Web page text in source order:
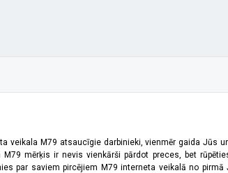
veikala M79 atsaucīgie darbinieki, vienmēr gaida Jūs
mērķis ir nevis vienkārši pārdot preces, bet
par saviem pircējiem M79 interneta veikalā no